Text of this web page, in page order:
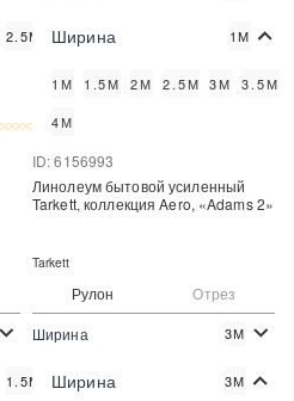
2.5МЦена:Ширина 1М
1М 1.5М 2М 2.5М 3М
3.5М
4М
1.5М
Рулон Отрез
ID: 6156993
Цена:
Линолеум бытовой усиленный
Tarkett, коллекция Aero, «Adams 2»
Tarkett
Ширина 3М
Ширина 3М